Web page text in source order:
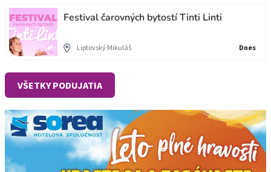
Festival čarovných bytostí Tinti Linti
Liptovský Mikuláš Dnes
VŠETKY PODUJATIA